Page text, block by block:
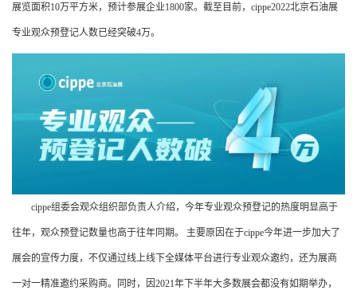
展览面积10万平方米，预计参展企业1800家。截至目前，cippe2022北京石油展
专业观众预登记人数已经突破4万。
cippe组委会观众组织部负责人介绍，今年专业观众预登记的热度明显高于
往年，观众预登记数量也高于往年同期。 主要原因在于cippe今年进一步加大了
展会的宣传力度，不仅通过线上线下全媒体平台进行专业观众邀约，还为展商
一对一精准邀约采购商。同时，因2021年下半年大多数展会都没有如期举办，